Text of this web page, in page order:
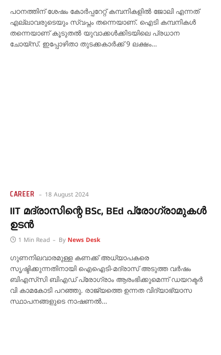
പഠനത്തിന് ശേഷം കോര്‍പ്പറേറ്റ് കമ്പനികളില്‍ ജോലി എന്നത്
എല്ലാവരുടെയും സ്വപ്നം തന്നെയാണ്. ഐടി കമ്പനികൾ
തന്നെയാണ് കൂടുതൽ യുവാക്കൾക്കിടയിലെ പ്രധാന
ചോയ്‌സ്. ഇപ്പോഴിതാ തുടക്കകാര്‍ക്ക് 9 ലക്ഷം…
CAREER 18 August 2024
IIT മദ്രാസിന്റെ BSc, BEd പ്രോഗ്രാമുകൾ
ഉടൻ
1 Min Read By News Desk
ഗുണനിലവാരമുള്ള കണക്ക് അധ്യാപകരെ
സൃഷ്ടിക്കുന്നതിനായി ഐഐടി-മദ്രാസ് അടുത്ത വർഷം
ബിഎസ്‌സി ബിഎഡ് പ്രോഗ്രാം ആരംഭിക്കുമെന്ന് ഡയറക്ടർ
വി കാമകോടി പറഞ്ഞു. രാജ്യത്തെ ഉന്നത വിദ്യാഭ്യാസ
സ്ഥാപനങ്ങളുടെ നാഷണൽ…